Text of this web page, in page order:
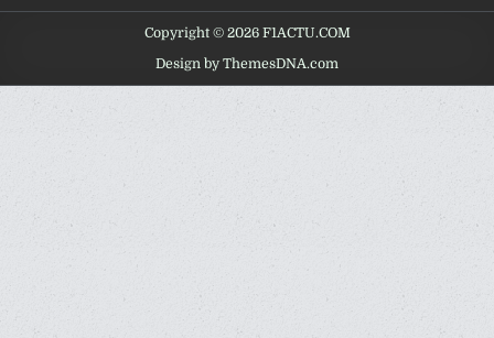
Copyright © 2026 F1ACTU.COM
Design by ThemesDNA.com